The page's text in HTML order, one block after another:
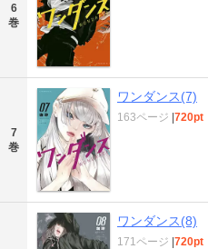
6
巻
7
巻
ワンダンス(7)
163ページ |720pt
ワンダンス(8)
171ページ |720pt